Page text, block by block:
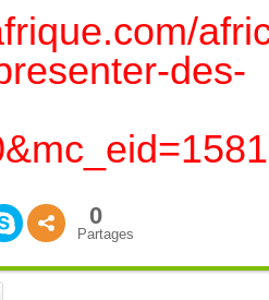
des-
0
Partages